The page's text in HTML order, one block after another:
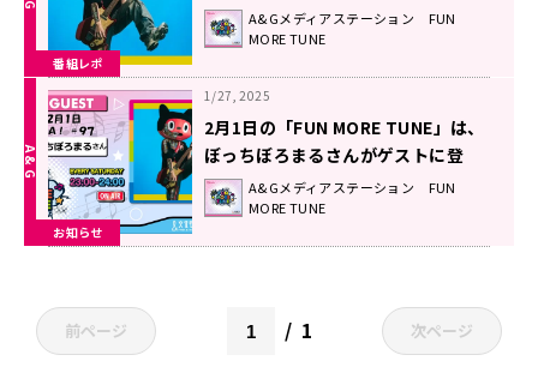
番組レポ
ル『NE-CHU-SHOW』に込めた想
い！
A&Gメディアステーション FUN
MORE TUNE
お知らせ
1/27, 2025
2月1日の「FUN MORE TUNE」は、
ぼっちぼろまるさんがゲストに登
場！ A&Gメディアステーション FUN
MORE TUNE
前ページ 1 次ページ